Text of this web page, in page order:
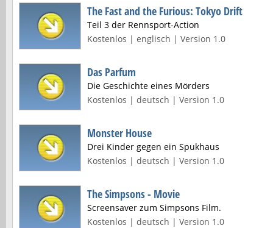
The Fast and the Furious: Tokyo Drift
Teil 3 der Rennsport-Action
Kostenlos | englisch | Version 1.0
Das Parfum
Die Geschichte eines Mörders
Kostenlos | deutsch | Version 1.0
Monster House
Drei Kinder gegen ein Spukhaus
Kostenlos | deutsch | Version 1.0
The Simpsons - Movie
Screensaver zum Simpsons Film.
Kostenlos | deutsch | Version 1.0